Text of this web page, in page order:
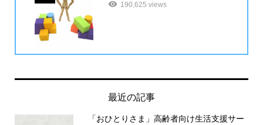
190,625 views
最近の記事
「おひとりさま」高齢者向け生活支援サー